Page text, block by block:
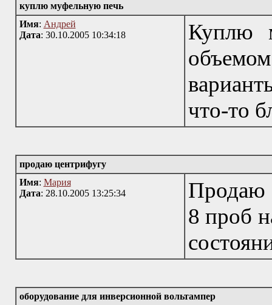
куплю муфельную печь
Имя: Андрей
Дата: 30.10.2005 10:34:18
Куплю
что-то
продаю центрифугу
Имя: Мария
Дата: 28.10.2005 13:25:34
Продаю
8 проб
оборудование для инверсионной вольтампер